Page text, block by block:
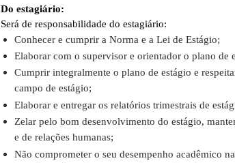
Do estagiário:
Será de responsabilidade do estagiário:
Conhecer e cumprir a Norma e a Lei de Estágio;
Elaborar com o supervisor e orientador o plano de
Cumprir integralmente o plano de estágio e
campo de estágio;
Elaborar e entregar os relatórios trimestrais de
Zelar pelo bom desenvolvimento do estágio,
e de relações humanas;
Não comprometer o seu desempenho acadêmico